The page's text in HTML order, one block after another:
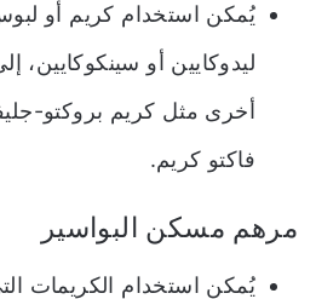
يُمكن استخدام كريم أو
ليدوكايين أو سينكوكايين،
أخرى مثل كريم بروكتو-
فاكتو كريم.
مرهم مسكن البواسير
يُمكن استخدام الكريمات